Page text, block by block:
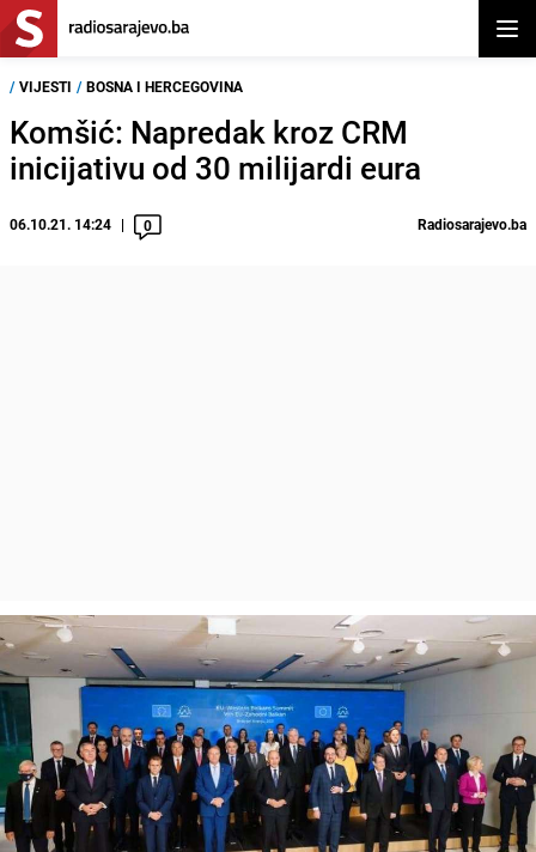
/ VIJESTI / BOSNA I HERCEGOVINA
Komšić: Napredak kroz CRM
inicijativu od 30 milijardi eura
06.10.21. 14:24 0 Radiosarajevo.ba